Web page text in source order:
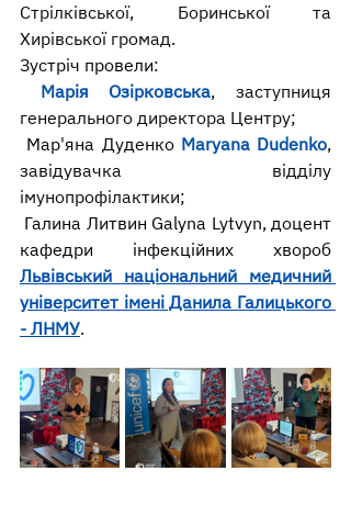
Стрілківської, Боринської та
Хирівської громад.
Зустріч провели:
Марія Озірковська, заступниця
генерального директора Центру;
Мар'яна Дуденко Maryana Dudenko,
завідувачка відділу
імунопрофілактики;
Галина Литвин Galyna Lytvyn, доцент
Львівський національний медичний
університет імені Данила Галицького
- ЛНМУ.